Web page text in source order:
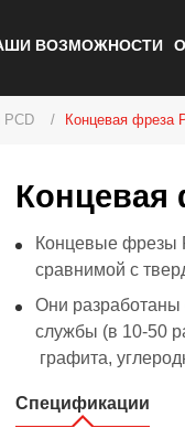
ВОЗМОЖНОСТИ
Концевая фреза
Концевая
Концевые фрезы
сравнимой с
Они разработаны
службы (в 10-50
графита,
Спецификации